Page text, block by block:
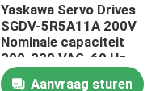
Yaskawa Servo Drives
SGDV-5R5A11A 200V
Nominale capaciteit
200-230 VAC, 60 Hz
Input
Aanvraag sturen